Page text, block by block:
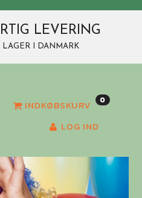
LEVERING
LAGER I DANMARK
INDKØBSKURV 0
LOG IND